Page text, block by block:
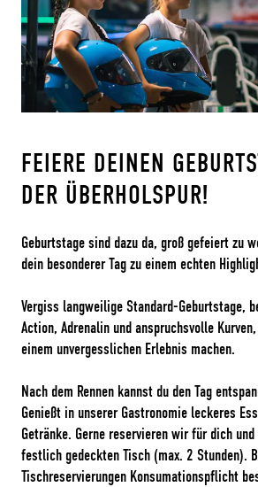
FEIERE DEINEN
DER ÜBERHOLSPUR!
Geburtstage sind dazu da, groß gefeiert zu
dein besonderer Tag zu einem echten
Vergiss langweilige Standard-Geburtstage,
Action, Adrenalin und anspruchsvolle
einem unvergesslichen Erlebnis machen.
Nach dem Rennen kannst du den Tag
Genießt in unserer Gastronomie leckeres
Getränke. Gerne reservieren wir für dich
festlich gedeckten Tisch (max. 2 Stunden).
Tischreservierungen Konsumationspflicht